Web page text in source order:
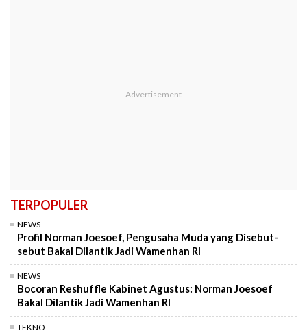
TERPOPULER
NEWS
Profil Norman Joesoef, Pengusaha Muda yang Disebut-
sebut Bakal Dilantik Jadi Wamenhan RI
NEWS
Bocoran Reshuffle Kabinet Agustus: Norman Joesoef
Bakal Dilantik Jadi Wamenhan RI
TEKNO